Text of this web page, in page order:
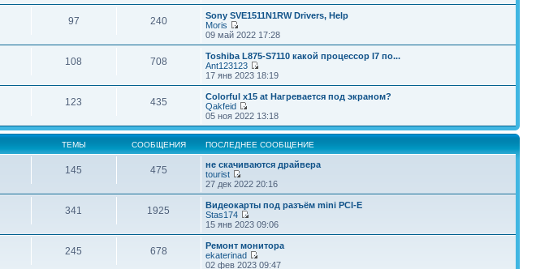
97 240
Sony SVE1511N1RW Drivers, Help
Moris
09 май 2022 17:28
108 708
Toshiba L875-S7110 какой процессор I7 по...
Ant123123
17 янв 2023 18:19
123 435
Colorful x15 at Нагревается под экраном?
Qakfeid
05 ноя 2022 13:18
ТЕМЫ СООБЩЕНИЯ ПОСЛЕДНЕЕ СООБЩЕНИЕ
145 475
не скачиваются драйвера
tourist
27 дек 2022 20:16
341 1925
Видеокарты под разъём mini PCI-E
Stas174
15 янв 2023 09:06
245 678
Ремонт монитора
ekaterinad
02 фев 2023 09:47